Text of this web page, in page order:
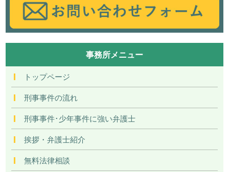
事務所メニュー
トップページ
刑事事件の流れ
刑事事件･少年事件に強い弁護士
挨拶・弁護士紹介
無料法律相談